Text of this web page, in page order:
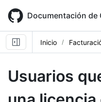
main
content
Documentación de
Inicio
Usuarios